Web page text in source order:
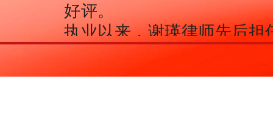
好评。
执业以来，谢瑛律师先后
制，为企业保驾护航的效